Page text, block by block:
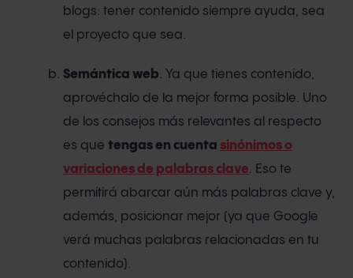
blogs: tener contenido siempre ayuda, sea
el proyecto que sea.
Semántica web. Ya que tienes contenido,
aprovéchalo de la mejor forma posible. Uno
de los consejos más relevantes al respecto
es que tengas en cuenta sinónimos o
variaciones de palabras clave. Eso te
permitirá abarcar aún más palabras clave y,
además, posicionar mejor (ya que Google
verá muchas palabras relacionadas en tu
contenido).